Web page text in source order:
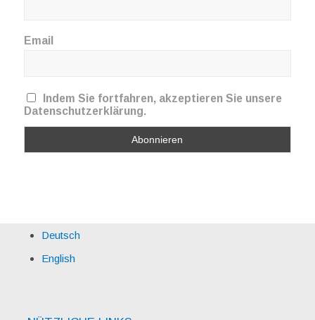
Email
Indem Sie fortfahren, akzeptieren Sie unsere
Datenschutzerklärung.
Deutsch
English